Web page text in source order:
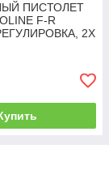
ПИСТОЛЕТ
F-R
2Х